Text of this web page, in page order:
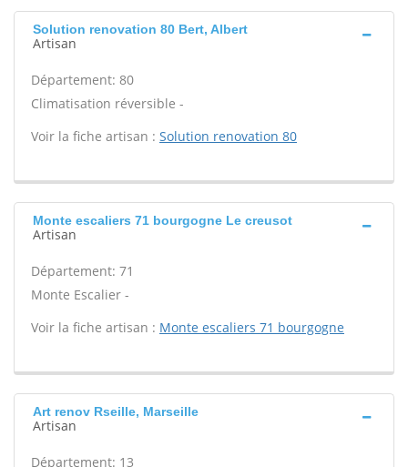
Solution renovation 80 Bert, Albert
Artisan
Département: 80
Climatisation réversible -
Voir la fiche artisan : Solution renovation 80
Monte escaliers 71 bourgogne Le creusot
Artisan
Département: 71
Monte Escalier -
Voir la fiche artisan : Monte escaliers 71 bourgogne
Art renov Rseille, Marseille
Artisan
Département: 13